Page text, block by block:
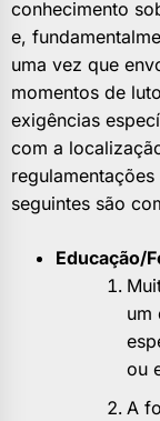
conhecimento
e,
uma vez que
momentos de
exigências
com a
seguintes são
Educação/
um
ou
A